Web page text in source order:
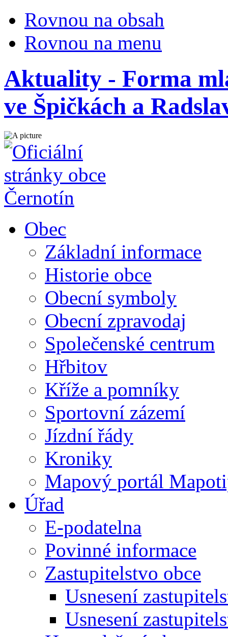
Rovnou na obsah
Rovnou na menu
Aktuality - Forma
ve Špičkách a
Obec
Základní informace
Historie obce
Obecní symboly
Obecní zpravodaj
Společenské centrum
Hřbitov
Kříže a pomníky
Sportovní zázemí
Jízdní řády
Kroniky
Mapový portál
Úřad
E-podatelna
Povinné informace
Zastupitelstvo obce
Usnesení
Usnesení